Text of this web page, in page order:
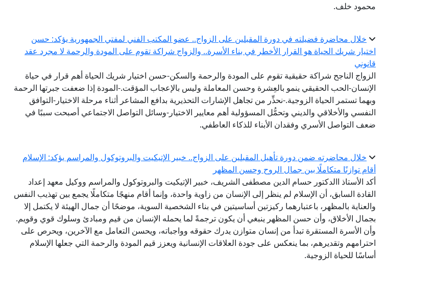
محمود خلف.
خلال محاضرة فضيلته في دورة المقبلين على الزواج.. عضو المكتب الفني لمفتي الجمهورية يؤكد: حسن
اختيار شريك الحياة هو القرار الأخطر في بناء الأسرة.. والزواج شراكة تقوم على المودة والرحمة لا مجرد عقد
قانوني
الزواج الناجح شراكة حقيقية تقوم على المودة والرحمة والسكن-حسن اختيار شريك الحياة أهم قرار في حياة
الإنسان-الحب الحقيقي ينمو بالعِشرة وحسن المعاملة وليس بالإعجاب المؤقت.-المودة إذا ضعفت جبرتها الرحمة
وبهما تستمر الحياة الزوجية.-نحذِّر من تجاهل الإشارات التحذيرية بدافع المشاعر أثناء مرحلة الاختيار-التوافق
النفسي والأخلاقي والديني وتحمُّل المسؤولية أهم معايير الاختيار-وسائل التواصل الاجتماعي أصبحت سببًا في
ضعف التواصل الأسري وفقدان الأبناء للذكاء العاطفي.
خلال محاضرته ضمن دورة تأهيل المقبلين على الزواج.. خبير الإتيكيت والبروتوكول والمراسم يؤكد: الإسلام
أقام توازنًا متكاملًا بين جمال الروح وحسن المظهر
أكد الأستاذ االدكتور حسام الدين مصطفى الشريف، خبير الإتيكيت والبروتوكول والمراسم ووكيل معهد إعداد
القادة السابق، أن الإسلام لم ينظر إلى الإنسان من زاوية واحدة، وإنما أقام منهجًا متكاملًا يجمع بين تهذيب النفس
والعناية بالمظهر، باعتبارهما ركيزتين أساسيتين في بناء الشخصية السوية، موضحًا أن جمال الهيئة لا يكتمل إلا
بجمال الأخلاق، وأن حسن المظهر ينبغي أن يكون ترجمةً لما يحمله الإنسان من قيم ومبادئ وسلوك قوي وقويم.
وأن الأسرة المستقرة تبدأ من إنسان متوازن يدرك حقوقه وواجباته، ويحسن التعامل مع الآخرين، ويحرص على
احترامهم وتقديرهم، بما ينعكس على جودة العلاقات الإنسانية ويعزز قيم المودة والرحمة التي جعلها الإسلام
أساسًا للحياة الزوجية.